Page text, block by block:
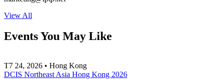
View All
Events You May Like
T7 24, 2026 • Hong Kong
DCIS Northeast Asia Hong Kong 2026